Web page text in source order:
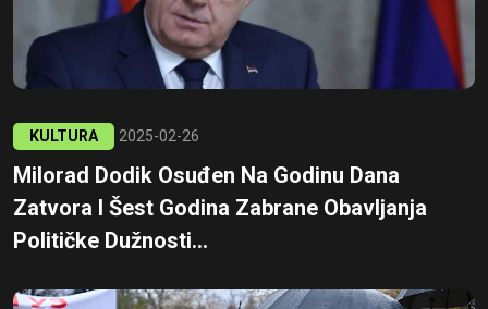
KULTURA 2025-02-26
Milorad Dodik Osuđen Na Godinu Dana
Zatvora I Šest Godina Zabrane Obavljanja
Političke Dužnosti...